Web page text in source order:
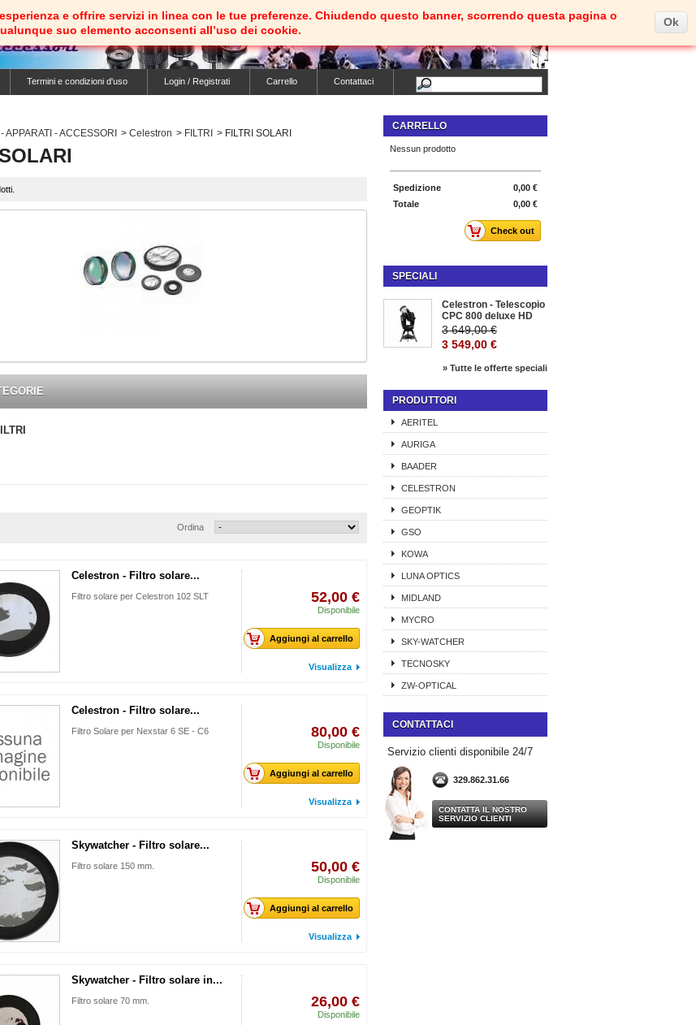
(vuoto)
Benvenuti Entra
Termini e condizioni d'uso Login / Registrati Carrello Contattaci
APPARATI - ACCESSORI > Celestron > FILTRI > FILTRI SOLARI
Ordina
Celestron - Filtro solare...
Filtro solare per Celestron 102 SLT 52,00 €
Disponibile
Aggiungi al carrello
Visualizza
Celestron - Filtro solare...
Filtro Solare per Nexstar 6 SE - C6 80,00 €
Disponibile
Aggiungi al carrello
Visualizza
Skywatcher - Filtro solare...
Filtro solare 150 mm. 50,00 €
Disponibile
Aggiungi al carrello
Visualizza
Skywatcher - Filtro solare in...
Filtro solare 70 mm. 26,00 €
Disponibile
CARRELLO
Nessun prodotto
0,00 €
Spedizione
0,00 €
Totale
Check out
SPECIALI
Celestron - Telescopio
CPC 800 deluxe HD
3 649,00 €
3 549,00 €
» Tutte le offerte speciali
PRODUTTORI
AERITEL
AURIGA
BAADER
CELESTRON
GEOPTIK
GSO
KOWA
LUNA OPTICS
MIDLAND
MYCRO
SKY-WATCHER
TECNOSKY
ZW-OPTICAL
CONTATTACI
Servizio clienti disponibile 24/7
329.862.31.66
CONTATTA IL NOSTRO
SERVIZIO CLIENTI
e offrire servizi in linea con le tue preferenze. Chiudendo questo banner, scorrendo questa pagina o
suo elemento acconsenti all’uso dei cookie.
Ok